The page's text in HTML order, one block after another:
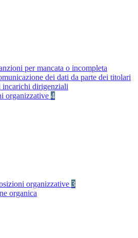
per mancata o incompleta
dei dati da parte dei titolari
incarichi dirigenziali
organizzative 4
organizzative 3
organica